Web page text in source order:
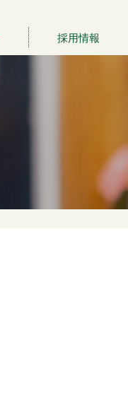
採用情報